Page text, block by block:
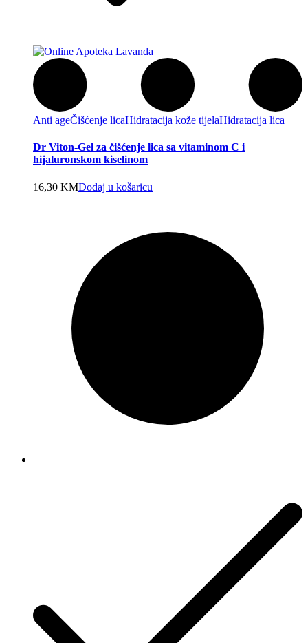
Anti ageČišćenje licaHidratacija kože tijelaHidratacija lica
Dr Viton-Gel za čišćenje lica sa vitaminom C i
hijaluronskom kiselinom
16,30 KMDodaj u košaricu